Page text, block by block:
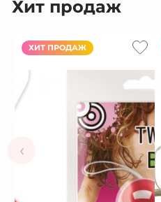
Хит продаж
‹
ХИТ ПРОДАЖ